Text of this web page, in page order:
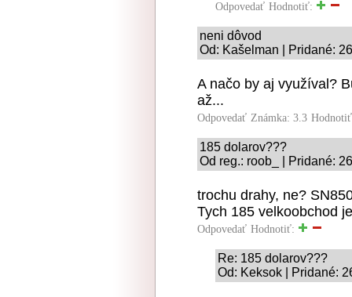
Odpovedať Hodnotiť:
neni dôvod
Od: Kašelman | Pridané:
A načo by aj využíval?
až...
Odpovedať Známka: 3.3
185 dolarov???
Od reg.: roob_ | Pridané:
trochu drahy, ne?
Tych 185 velkoobchod
Odpovedať Hodnotiť:
Re: 185 dolarov???
Od: Keksok | Pridané: